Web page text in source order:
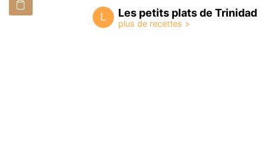
L Les petits plats de Trinidad